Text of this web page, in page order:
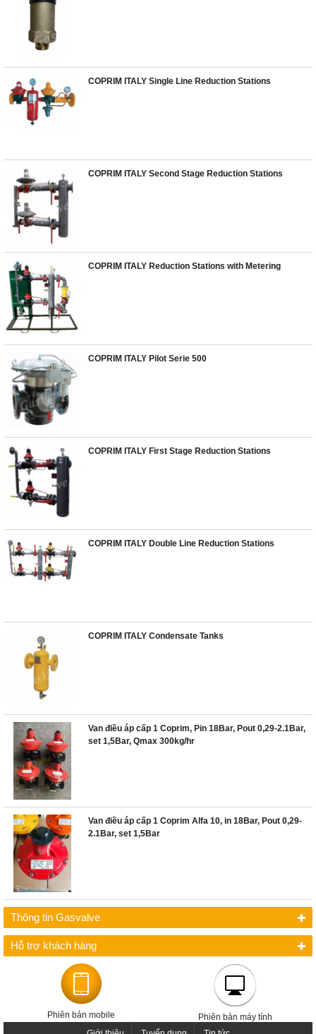
COPRIM ITALY Single Line Reduction Stations
COPRIM ITALY Second Stage Reduction Stations
COPRIM ITALY Reduction Stations with Metering
COPRIM ITALY Pilot Serie 500
COPRIM ITALY First Stage Reduction Stations
COPRIM ITALY Double Line Reduction Stations
COPRIM ITALY Condensate Tanks
Van điều áp cấp 1 Coprim, Pin 18Bar, Pout 0,29-2.1Bar,
set 1,5Bar, Qmax 300kg/hr
Van điều áp cấp 1 Coprim Alfa 10, in 18Bar, Pout 0,29-
2.1Bar, set 1,5Bar
Thông tin Gasvalve
Hỗ trợ khách hàng
Phiên bản mobile
Phiên bản máy tính